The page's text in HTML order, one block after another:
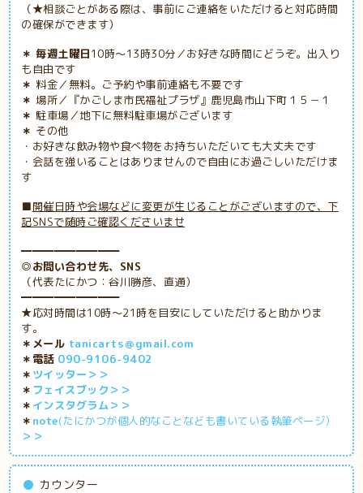
（★相談ごとがある際は、事前にご連絡をいただけると対応時間
の確保ができます）
＊ 毎週土曜日10時～13時30分／お好きな時間にどうぞ。出入り
も自由です
＊ 料金／無料。ご予約や事前連絡も不要です
＊ 場所／『かごしま市民福祉プラザ』鹿児島市山下町１５－１
＊ 駐車場／地下に無料駐車場がございます
＊ その他
・お好きな飲み物や食べ物をお持ちいただいても大丈夫です
・会話を強いることはありませんので自由にお過ごしいただけま
す
■開催日時や会場などに変更が生じることがございますので、下
記SNSで随時ご確認くださいませ
━━━━━━━━━
◎お問い合わせ先、SNS
（代表たにかつ：谷川勝彦、直通）
━━━━━━━━━
★応対時間は10時～21時を目安にしていただけると助かりま
す。
＊メール tanicarts＠gmail.com
＊電話 090-9106-9402
＊ ツイッター＞＞
＊ フェイスブック＞＞
＊ インスタグラム＞＞
＊ note(たにかつが個人的なことなども書いている執筆ページ）
＞＞
カウンター